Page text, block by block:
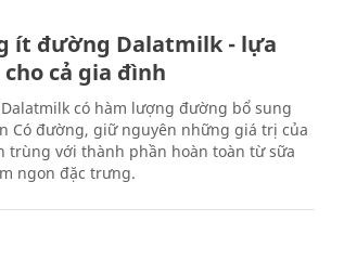
ít đường Dalatmilk - lựa
cả gia đình
có hàm lượng đường bổ sung
Có đường, giữ nguyên những giá trị của
trùng với thành phần hoàn toàn từ sữa
ngon đặc trưng.